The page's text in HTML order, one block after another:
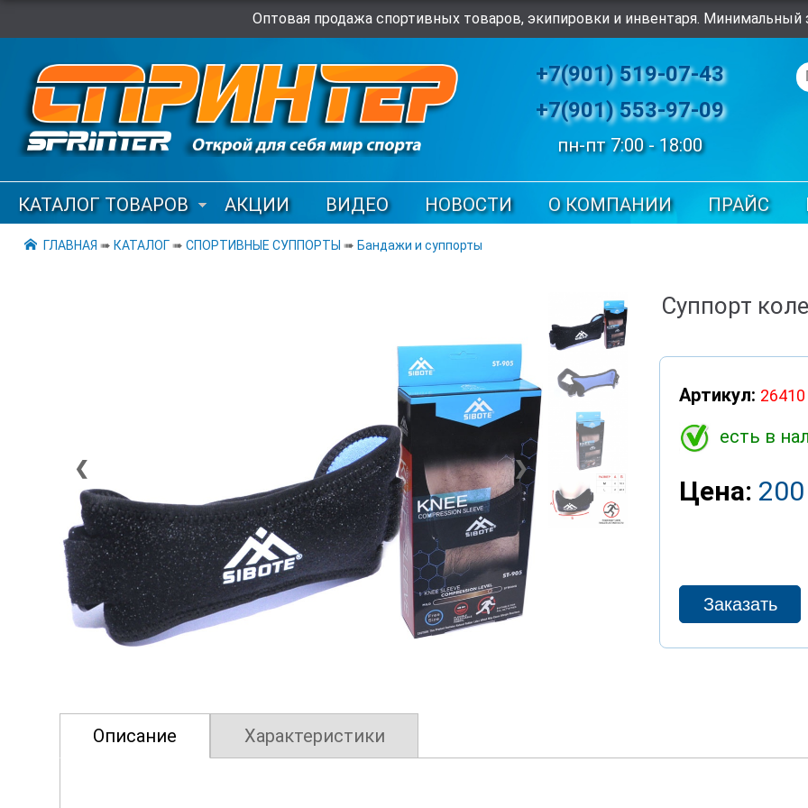
Оптовая продажа спортивных товаров, экипировки и инвентаря. Минимальный
+7(901) 519-07-43
+7(901) 553-97-09
пн-пт 7:00 - 18:00
КАТАЛОГ ТОВАРОВ АКЦИИ ВИДЕО НОВОСТИ О КОМПАНИИ ПРАЙС
ГЛАВНАЯ ➠ КАТАЛОГ➠ СПОРТИВНЫЕ СУППОРТЫ ➠ Бандажи и суппорты
❮ ❯
Суппорт
Артикул: 26410
есть в
Цена: 200
Описание Характеристики